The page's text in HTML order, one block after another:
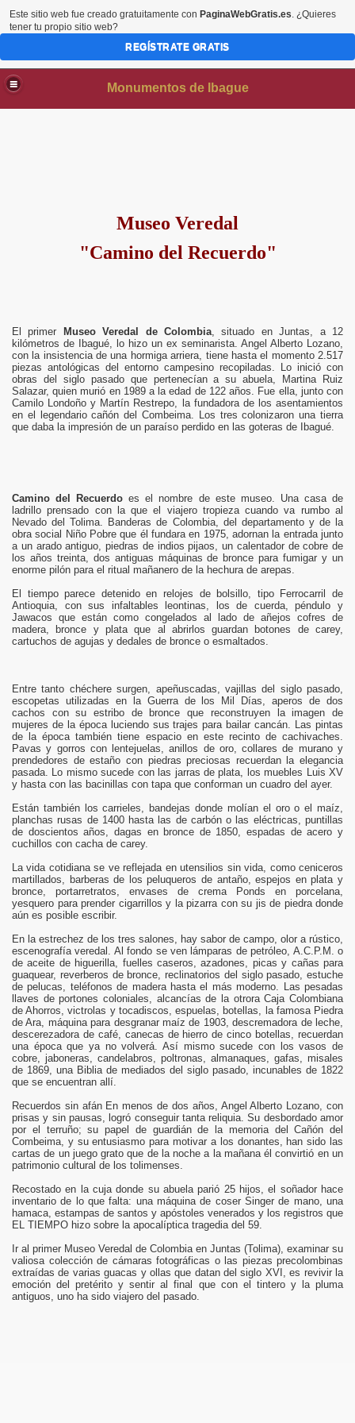
Monumentos de Ibague
Museo Veredal
"Camino del Recuerdo"
El primer Museo Veredal de Colombia , situado en Juntas, a 12
kilómetros de Ibagué, lo hizo un ex seminarista. Angel Alberto Lozano,
con la insistencia de una hormiga arriera, tiene hasta el momento 2.517
piezas antológicas del entorno campesino recopiladas. Lo inició con
obras del siglo pasado que pertenecían a su abuela, Martina Ruiz
Salazar, quien murió en 1989 a la edad de 122 años. Fue ella, junto con
Camilo Londoño y Martín Restrepo, la fundadora de los asentamientos
en el legendario cañón del Combeima. Los tres colonizaron una tierra
que daba la impresión de un paraíso perdido en las goteras de Ibagué.
Camino del Recuerdo es el nombre de este museo. Una casa de
ladrillo prensado con la que el viajero tropieza cuando va rumbo al
Nevado del Tolima. Banderas de Colombia, del departamento y de la
obra social Niño Pobre que él fundara en 1975, adornan la entrada junto
a un arado antiguo, piedras de indios pijaos, un calentador de cobre de
los años treinta, dos antiguas máquinas de bronce para fumigar y un
enorme pilón para el ritual mañanero de la hechura de arepas.
El tiempo parece detenido en relojes de bolsillo, tipo Ferrocarril de
Antioquia, con sus infaltables leontinas, los de cuerda, péndulo y
Jawacos que están como congelados al lado de añejos cofres de
madera, bronce y plata que al abrirlos guardan botones de carey,
cartuchos de agujas y dedales de bronce o esmaltados.
Entre tanto chéchere surgen, apeñuscadas, vajillas del siglo pasado,
escopetas utilizadas en la Guerra de los Mil Días, aperos de dos
cachos con su estribo de bronce que reconstruyen la imagen de
mujeres de la época luciendo sus trajes para bailar cancán. Las pintas
de la época también tiene espacio en este recinto de cachivaches.
Pavas y gorros con lentejuelas, anillos de oro, collares de murano y
prendedores de estaño con piedras preciosas recuerdan la elegancia
pasada. Lo mismo sucede con las jarras de plata, los muebles Luis XV
y hasta con las bacinillas con tapa que conforman un cuadro del ayer.
Están también los carrieles, bandejas donde molían el oro o el maíz,
planchas rusas de 1400 hasta las de carbón o las eléctricas, puntillas
de doscientos años, dagas en bronce de 1850, espadas de acero y
cuchillos con cacha de carey.
La vida cotidiana se ve reflejada en utensilios sin vida, como ceniceros
martillados, barberas de los peluqueros de antaño, espejos en plata y
bronce, portarretratos, envases de crema Ponds en porcelana,
yesquero para prender cigarrillos y la pizarra con su jis de piedra donde
aún es posible escribir.
En la estrechez de los tres salones, hay sabor de campo, olor a rústico,
escenografía veredal. Al fondo se ven lámparas de petróleo, A.C.P.M. o
de aceite de higuerilla, fuelles caseros, azadones, picas y cañas para
guaquear, reverberos de bronce, reclinatorios del siglo pasado, estuche
de pelucas, teléfonos de madera hasta el más moderno. Las pesadas
llaves de portones coloniales, alcancías de la otrora Caja Colombiana
de Ahorros, victrolas y tocadiscos, espuelas, botellas, la famosa Piedra
de Ara, máquina para desgranar maíz de 1903, descremadora de leche,
descerezadora de café, canecas de hierro de cinco botellas, recuerdan
una época que ya no volverá. Así mismo sucede con los vasos de
cobre, jaboneras, candelabros, poltronas, almanaques, gafas, misales
de 1869, una Biblia de mediados del siglo pasado, incunables de 1822
que se encuentran allí.
Recuerdos sin afán En menos de dos años, Angel Alberto Lozano, con
prisas y sin pausas, logró conseguir tanta reliquia. Su desbordado amor
por el terruño; su papel de guardián de la memoria del Cañón del
Combeima, y su entusiasmo para motivar a los donantes, han sido las
cartas de un juego grato que de la noche a la mañana él convirtió en un
patrimonio cultural de los tolimenses.
Recostado en la cuja donde su abuela parió 25 hijos, el soñador hace
inventario de lo que falta: una máquina de coser Singer de mano, una
hamaca, estampas de santos y apóstoles venerados y los registros que
EL TIEMPO hizo sobre la apocalíptica tragedia del 59.
Ir al primer Museo Veredal de Colombia en Juntas (Tolima), examinar su
valiosa colección de cámaras fotográficas o las piezas precolombinas
extraídas de varias guacas y ollas que datan del siglo XVI, es revivir la
emoción del pretérito y sentir al final que con el tintero y la pluma
antiguos, uno ha sido viajero del pasado.
Este sitio web fue creado gratuitamente con PaginaWebGratis.es. ¿Quieres
tener tu propio sitio web?
REGÍSTRATE GRATIS